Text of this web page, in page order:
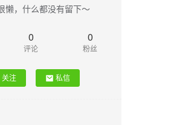
懒，什么都没有留下～
0
评论
0
粉丝
关注 私信